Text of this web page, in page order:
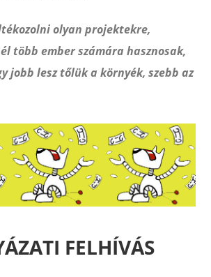
olyan projektekre,
több ember számára hasznosak,
jobb lesz tőlük a környék, szebb az
FELHÍVÁS